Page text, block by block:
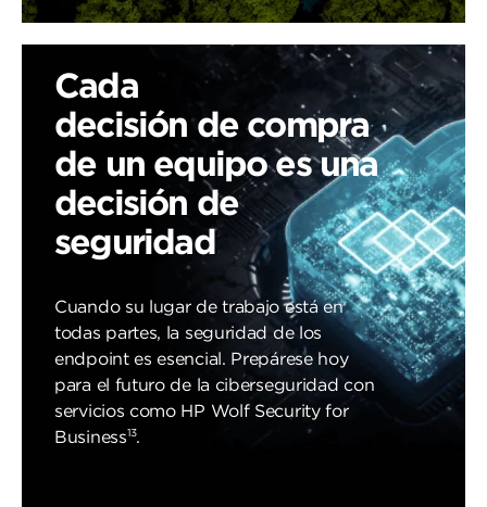
Cada
decisión de compra
de un equipo es una
decisión de
seguridad
Cuando su lugar de trabajo está en
todas partes, la seguridad de los
endpoint es esencial. Prepárese hoy
para el futuro de la ciberseguridad con
servicios como HP Wolf Security for
Business13.